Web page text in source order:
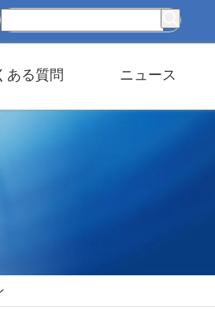
ある質問 ニュース